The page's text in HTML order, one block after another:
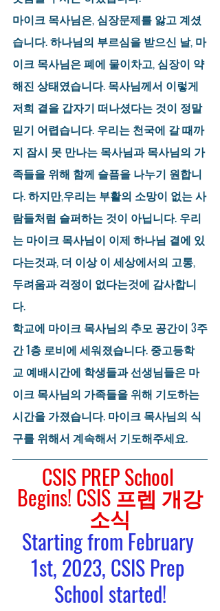
마이크 목사님은, 심장문제를 앓고 계셨
습니다. 하나님의 부르심을 받으신 날, 마
이크 목사님은 폐에 물이차고, 심장이 약
해진 상태였습니다. 목사님께서 이렇게
저희 곁을 갑자기 떠나셨다는 것이 정말
믿기 어렵습니다. 우리는 천국에 갈 때까
지 잠시 못 만나는 목사님과 목사님의 가
족들을 위해 함께 슬픔을 나누기 원합니
다. 하지만,우리는 부활의 소망이 없는 사
람들처럼 슬퍼하는 것이 아닙니다. 우리
는 마이크 목사님이 이제 하나님 곁에 있
다는것과, 더 이상 이 세상에서의 고통,
두려움과 걱정이 없다는것에 감사합니
다.
학교에 마이크 목사님의 추모 공간이 3주
간 1층 로비에 세워졌습니다. 중고등학
교 예배시간에 학생들과 선생님들은 마
이크 목사님의 가족들을 위해 기도하는
시간을 가졌습니다. 마이크 목사님의 식
구를 위해서 계속해서 기도해주세요.
CSIS PREP School
Begins! CSIS 프렙 개강
소식
Starting from February
1st, 2023, CSIS Prep
School started!